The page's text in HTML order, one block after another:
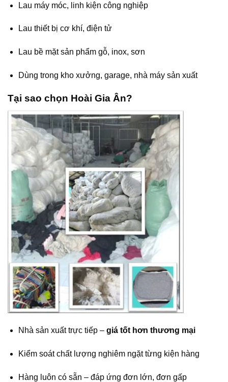
Lau máy móc, linh kiện công nghiệp
Lau thiết bị cơ khí, điện tử
Lau bề mặt sản phẩm gỗ, inox, sơn
Dùng trong kho xưởng, garage, nhà máy sản xuất
Tại sao chọn Hoài Gia Ân?
Nhà sản xuất trực tiếp – giá tốt hơn thương mại
Kiểm soát chất lượng nghiêm ngặt từng kiện hàng
Hàng luôn có sẵn – đáp ứng đơn lớn, đơn gấp